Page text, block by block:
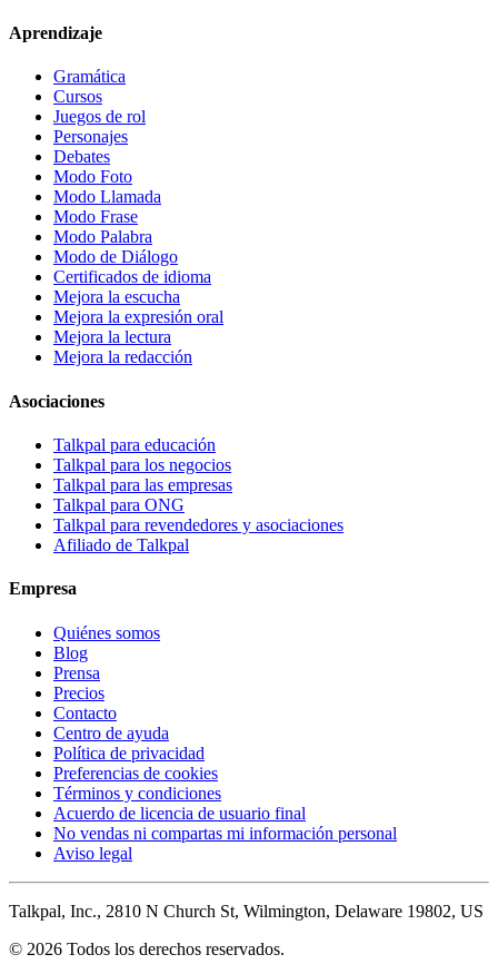
Aprendizaje
Gramática
Cursos
Juegos de rol
Personajes
Debates
Modo Foto
Modo Llamada
Modo Frase
Modo Palabra
Modo de Diálogo
Certificados de idioma
Mejora la escucha
Mejora la expresión oral
Mejora la lectura
Mejora la redacción
Asociaciones
Talkpal para educación
Talkpal para los negocios
Talkpal para las empresas
Talkpal para ONG
Talkpal para revendedores y asociaciones
Afiliado de Talkpal
Empresa
Quiénes somos
Blog
Prensa
Precios
Contacto
Centro de ayuda
Política de privacidad
Preferencias de cookies
Términos y condiciones
Acuerdo de licencia de usuario final
No vendas ni compartas mi información personal
Aviso legal
Talkpal, Inc., 2810 N Church St, Wilmington, Delaware 19802, US
© 2026 Todos los derechos reservados.